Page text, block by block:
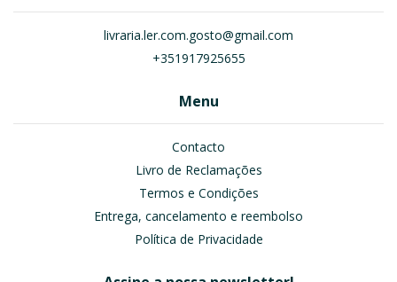
livraria.ler.com.gosto@gmail.com
+351917925655
Menu
Contacto
Livro de Reclamações
Termos e Condições
Entrega, cancelamento e reembolso
Política de Privacidade